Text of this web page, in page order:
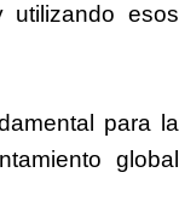
utilizando esos
para la
global